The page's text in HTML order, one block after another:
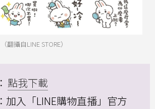
翻攝自LINE STORE）
點我下載
加入「LINE購物直播」官方